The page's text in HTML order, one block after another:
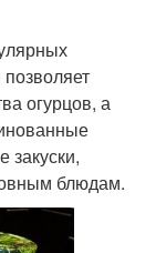
огурцов, а
закуски,
блюдам.